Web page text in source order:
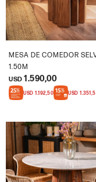
MESA DE COMEDOR
1.50M
USD 1.590,00
USD 1.192,50 USD